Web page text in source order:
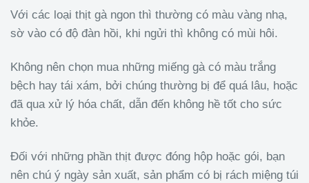
Với các loại thịt gà ngon thì thường có màu vàng nhạ,
sờ vào có độ đàn hồi, khi ngửi thì không có mùi hôi.
Không nên chọn mua những miếng gà có màu trắng
bệch hay tái xám, bởi chúng thường bị để quá lâu, hoặc
đã qua xử lý hóa chất, dẫn đến không hề tốt cho sức
khỏe.
Đối với những phần thịt được đóng hộp hoặc gói, bạn
nên chú ý ngày sản xuất, sản phẩm có bị rách miệng túi